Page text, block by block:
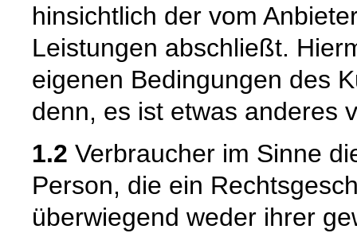
hinsichtlich der vom
Leistungen abschließt.
eigenen Bedingungen des
denn, es ist etwas anderes
1.2 Verbraucher im Sinne
Person, die ein
überwiegend weder ihrer